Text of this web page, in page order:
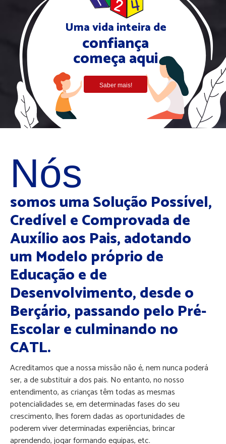
Uma vida inteira de
confiança
começa aqui
Saber mais!
Nós
somos uma Solução Possível,
Credível e Comprovada de
Auxílio aos Pais, adotando
um Modelo próprio de
Educação e de
Desenvolvimento, desde o
Berçário, passando pelo Pré-
Escolar e culminando no
CATL.
Acreditamos que a nossa missão não é, nem nunca poderá
ser, a de substituir a dos pais. No entanto, no nosso
entendimento, as crianças têm todas as mesmas
potencialidades se, em determinadas fases do seu
crescimento, lhes forem dadas as oportunidades de
poderem viver determinadas experiências, brincar
aprendendo, jogar formando equipas, etc.